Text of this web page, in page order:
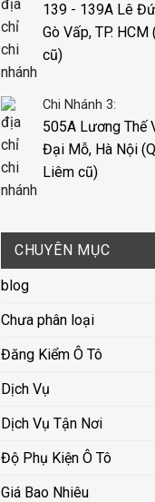
139 - 139A Lê
Gò Vấp, TP. HCM
cũ)
Chi Nhánh 3:
505A Lương Thế
Đại Mỗ, Hà Nội
Liêm cũ)
CHUYÊN MỤC
blog
Chưa phân loại
Đăng Kiểm Ô Tô
Dịch Vụ
Dịch Vụ Tận Nơi
Độ Phụ Kiện Ô Tô
Giá Bao Nhiêu